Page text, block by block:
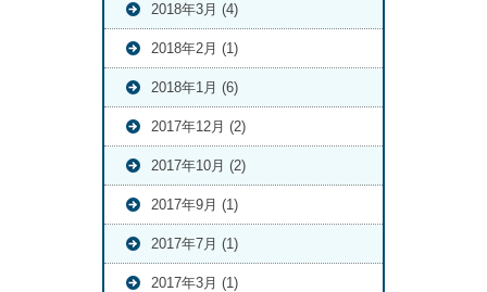
2018年3月 (4)
2018年2月 (1)
2018年1月 (6)
2017年12月 (2)
2017年10月 (2)
2017年9月 (1)
2017年7月 (1)
2017年3月 (1)